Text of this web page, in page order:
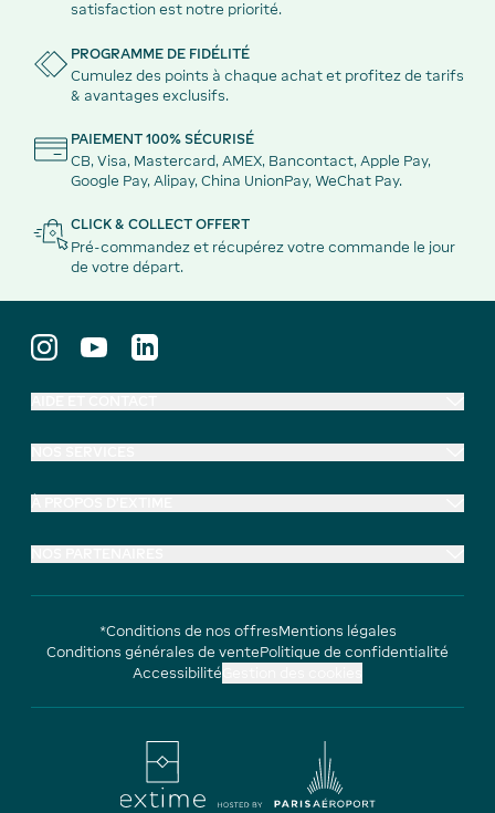
satisfaction est notre priorité.
PROGRAMME DE FIDÉLITÉ
Cumulez des points à chaque achat et profitez de tarifs
& avantages exclusifs.
PAIEMENT 100% SÉCURISÉ
CB, Visa, Mastercard, AMEX, Bancontact, Apple Pay,
Google Pay, Alipay, China UnionPay, WeChat Pay.
CLICK & COLLECT OFFERT
Pré-commandez et récupérez votre commande le jour
de votre départ.
*Conditions de nos offresMentions légales
Conditions générales de ventePolitique de confidentialité
Accessibilité